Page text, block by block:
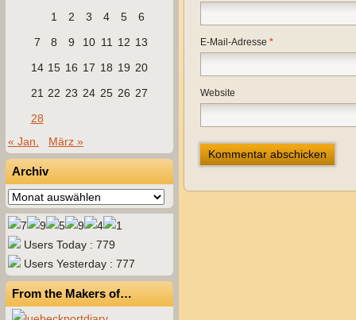
1
2 3 4 5
6
7
8 9 10 11 12 13
14 15 16 17 18 19 20
21 22 23 24 25 26 27
28
« Jan.
März »
Archiv
Archiv
Users Today : 779
Users Yesterday : 777
From the Makers of…
E-Mail-Adresse *
Website